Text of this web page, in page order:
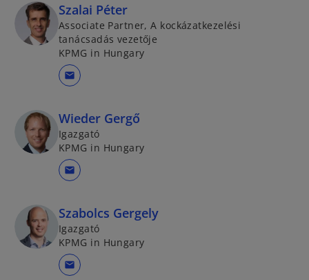
Szalai Péter
Associate Partner, A kockázatkezelési
tanácsadás vezetője
KPMG in Hungary
mail
Wieder Gergő
Igazgató
KPMG in Hungary
mail
Szabolcs Gergely
Igazgató
KPMG in Hungary
mail